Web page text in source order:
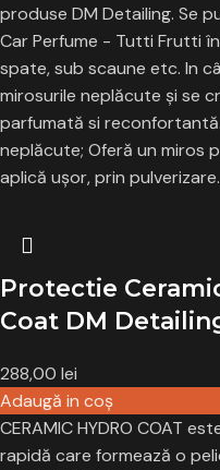
produse DM Detailing. Se
Car Perfume - Tutti Frutti
spate, sub scaune etc. In
mirosurile neplăcute și se
parfumată si
neplăcute; Oferă un miros
aplică ușor, prin pulverizare.
Protectie
Coat DM
288,00 lei
Adaugă in coş
CERAMIC HYDRO COAT
rapidă care formează o